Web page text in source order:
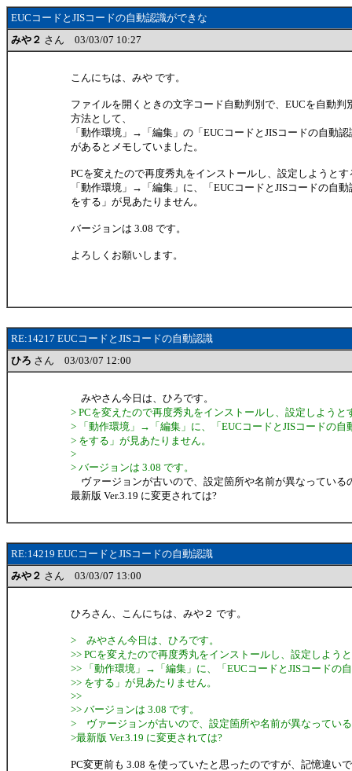
EUCコードとJISコードの自動認識ができな
みや２ さん 03/03/07 10:27
こんにちは、みや です。
ファイルを開くときの文字コード自動判別で、EUCを自動判
方法として、
「動作環境」→「編集」の「EUCコードとJISコードの自動
があるとメモしていました。
PCを変えたので再度秀丸をインストールし、設定しようとす
「動作環境」→「編集」に、「EUCコードとJISコードの自動
をする」が見あたりません。
バージョンは 3.08 です。
よろしくお願いします。
RE:14217 EUCコードとJISコードの自動認識
ひろ さん 03/03/07 12:00
みやさん今日は、ひろです。
> PCを変えたので再度秀丸をインストールし、設定しようと
> 「動作環境」→「編集」に、「EUCコードとJISコードの自
> をする」が見あたりません。
>
> バージョンは 3.08 です。
ヴァージョンが古いので、設定箇所や名前が異なっている
最新版 Ver.3.19 に変更されては?
RE:14219 EUCコードとJISコードの自動認識
みや２ さん 03/03/07 13:00
ひろさん、こんにちは、みや２ です。
> みやさん今日は、ひろです。
>> PCを変えたので再度秀丸をインストールし、設定しよう
>> 「動作環境」→「編集」に、「EUCコードとJISコードの
>> をする」が見あたりません。
>>
>> バージョンは 3.08 です。
> ヴァージョンが古いので、設定箇所や名前が異なってい
>最新版 Ver.3.19 に変更されては?
PC変更前も 3.08 を使っていたと思ったのですが、記憶違いで